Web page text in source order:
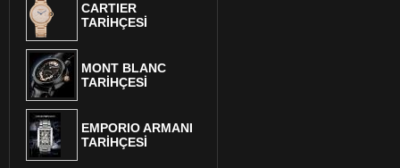
CARTIER
TARİHÇESİ
MONT BLANC
TARİHÇESİ
EMPORIO ARMANI
TARİHÇESİ